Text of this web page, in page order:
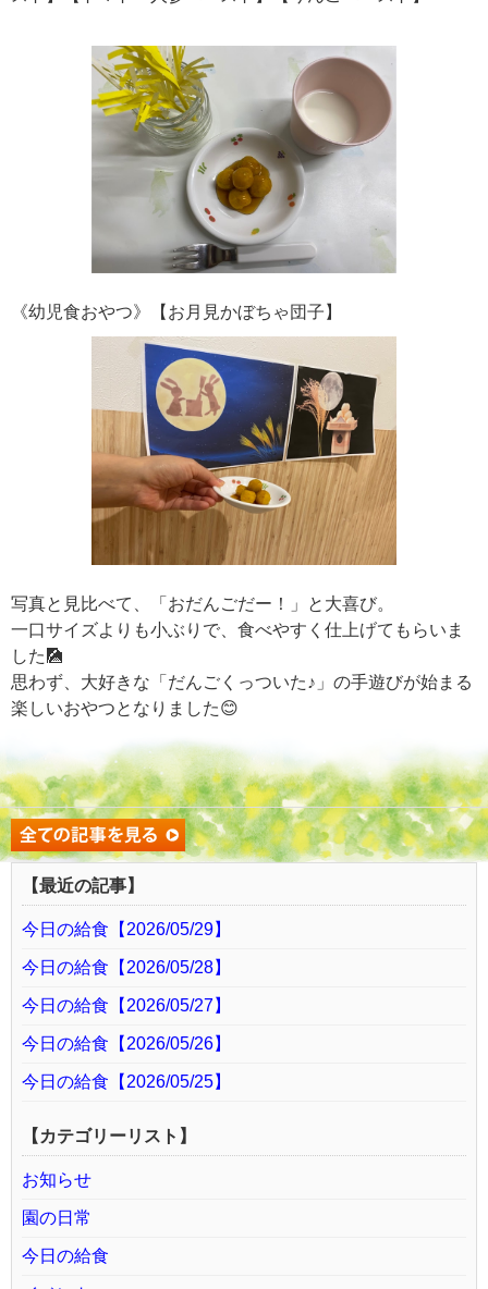
《幼児食おやつ》【お月見かぼちゃ団子】
写真と見比べて、「おだんごだー！」と大喜び。
一口サイズよりも小ぶりで、食べやすく仕上げてもらいま
した🎑
思わず、大好きな「だんごくっついた♪」の手遊びが始まる
楽しいおやつとなりました😊
【最近の記事】
今日の給食【2026/05/29】
今日の給食【2026/05/28】
今日の給食【2026/05/27】
今日の給食【2026/05/26】
今日の給食【2026/05/25】
【カテゴリーリスト】
お知らせ
園の日常
今日の給食